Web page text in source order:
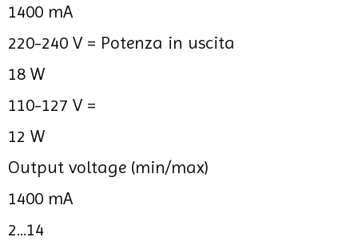
1400 mA
220-240 V = Potenza in uscita
18 W
110-127 V =
12 W
Output voltage (min/max)
1400 mA
2...14